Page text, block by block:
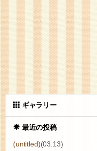
ギャラリー
最近の投稿
(untitled)(03.13)